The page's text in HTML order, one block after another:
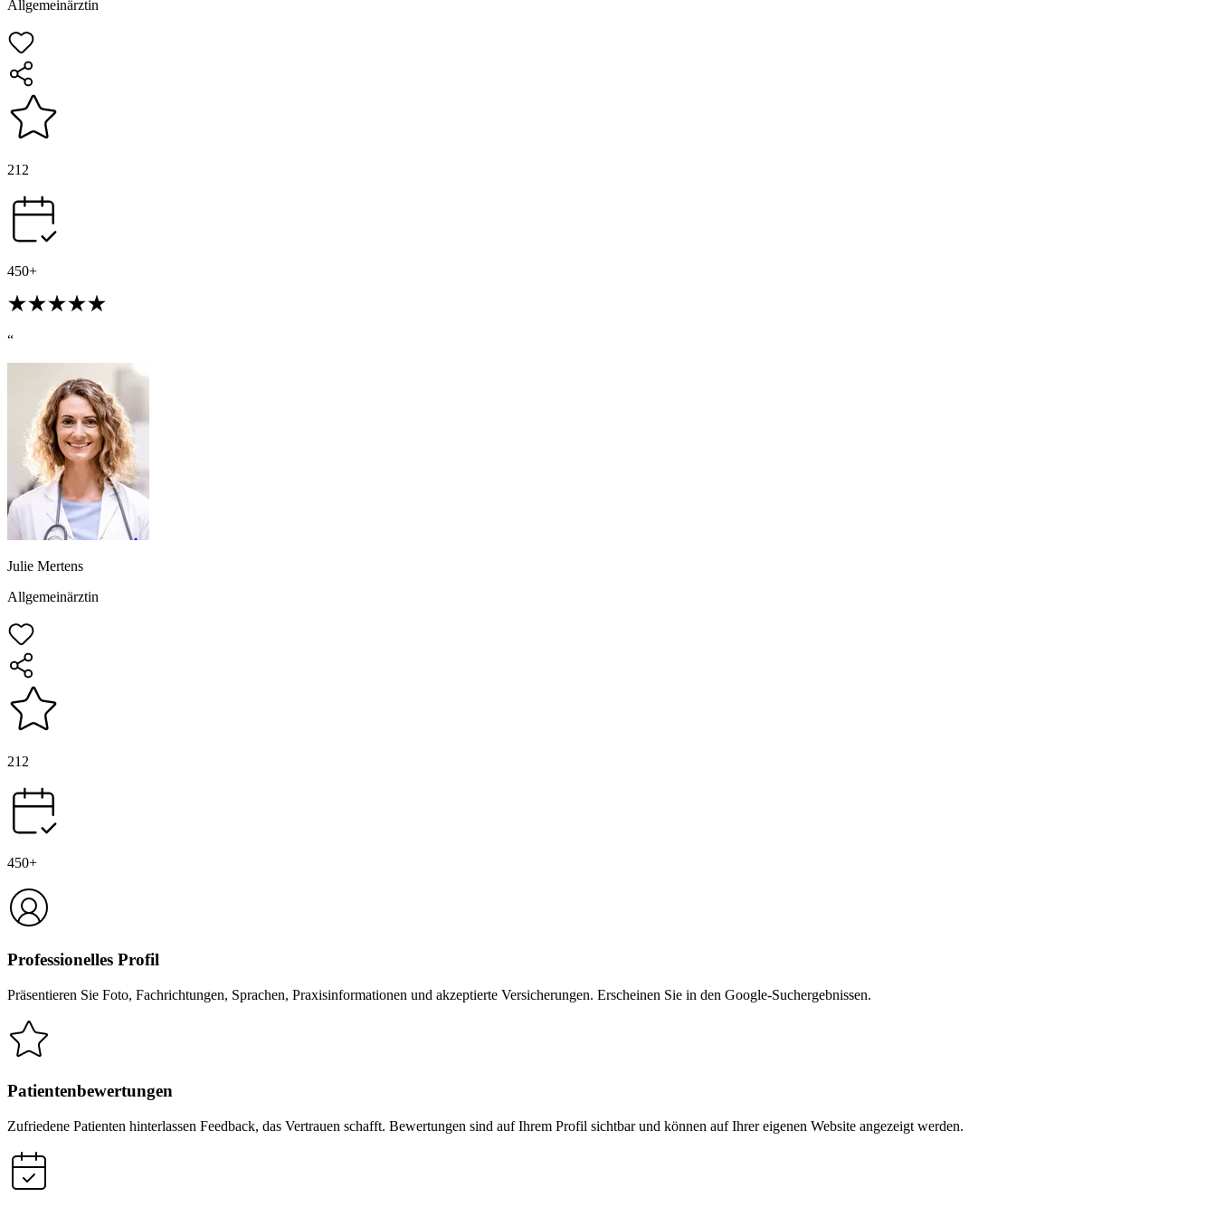
Allgemeinärztin
212
450+
“
Julie Mertens
Allgemeinärztin
212
450+
Professionelles Profil
Präsentieren Sie Foto, Fachrichtungen, Sprachen, Praxisinformationen und akzeptierte Versicherungen. Erscheinen Sie in den Google-Suchergebnissen.
Patientenbewertungen
Zufriedene Patienten hinterlassen Feedback, das Vertrauen schafft. Bewertungen sind auf Ihrem Profil sichtbar und können auf Ihrer eigenen Website angezeigt werden.